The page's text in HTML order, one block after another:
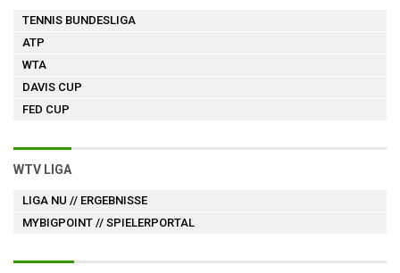
TENNIS BUNDESLIGA
ATP
WTA
DAVIS CUP
FED CUP
WTV LIGA
LIGA NU // ERGEBNISSE
MYBIGPOINT // SPIELERPORTAL